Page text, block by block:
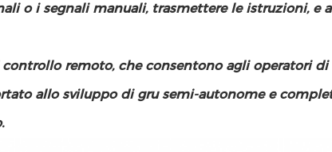
o i segnali manuali, trasmettere le istruzioni, e
remoto, che consentono agli operatori di
allo sviluppo di gru semi-autonome e